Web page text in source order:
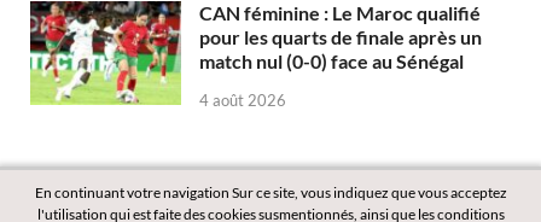
CAN féminine : Le Maroc qualifié
pour les quarts de finale après un
match nul (0-0) face au Sénégal
4 août 2026
En continuant votre navigation Sur ce site, vous indiquez que vous acceptez
l'utilisation qui est faite des cookies susmentionnés, ainsi que les conditions